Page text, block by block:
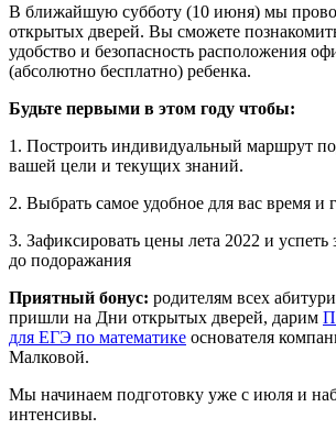
В ближайшую субботу (10 июня) мы
открытых дверей. Вы сможете
удобство и безопасность расположения
(абсолютно бесплатно) ребенка.
Будьте первыми в этом году чтобы:
1. Построить индивидуальный маршрут
вашей цели и текущих знаний.
2. Выбрать самое удобное для вас время и
3. Зафиксировать цены лета 2022 и успеть
до подоражания
Приятный бонус: родителям всех
пришли на Дни открытых дверей, дарим
для ЕГЭ по математике основателя
Малковой.
Мы начинаем подготовку уже с июля и
интенсивы.